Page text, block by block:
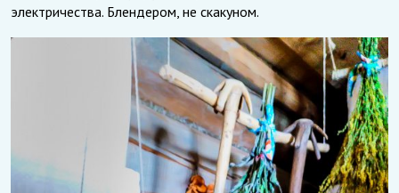
электричества. Блендером, не скакуном.